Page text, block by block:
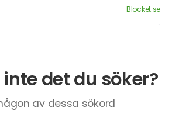
Blocket.se
det du söker?
av dessa sökord